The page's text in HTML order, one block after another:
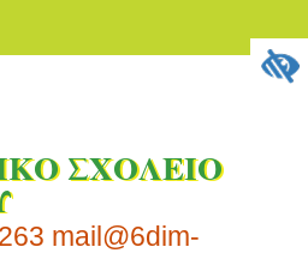
ΣΧΟΛΕΙΟ
mail@6dim-